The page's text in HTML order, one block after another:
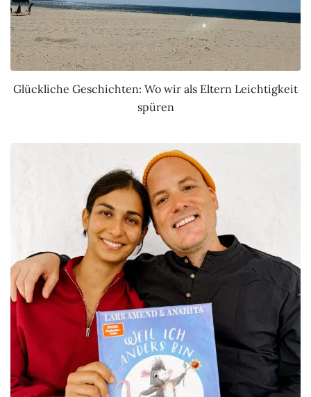
Glückliche Geschichten: Wo wir als Eltern Leichtigkeit
spüren